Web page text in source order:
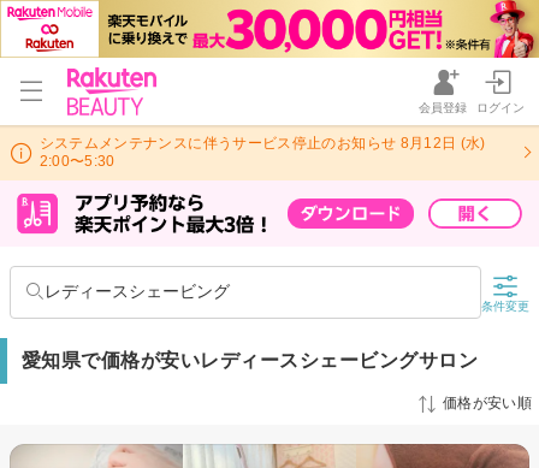
会員登録 ログイン
システムメンテナンスに伴うサービス停止のお知らせ 8月12日 (水)
2:00〜5:30
レディースシェービング
条件変更
愛知県で価格が安いレディースシェービングサロン
価格が安い順